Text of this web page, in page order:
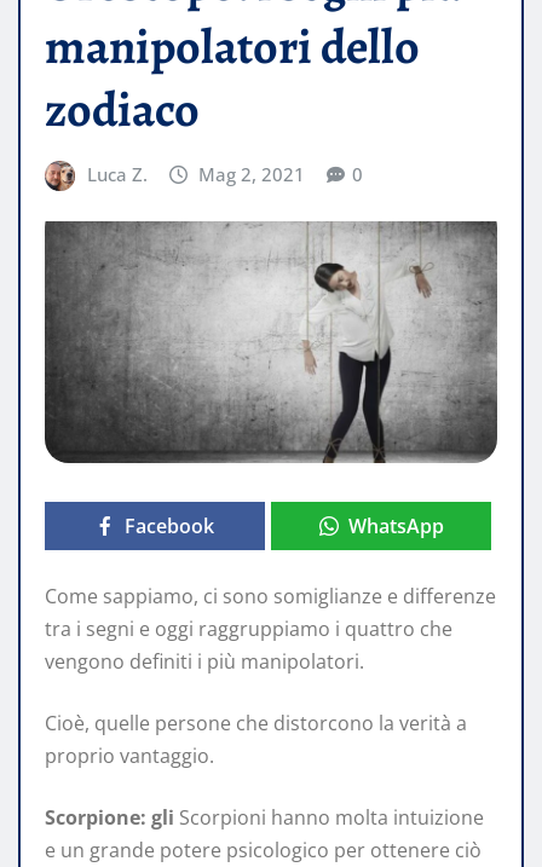
manipolatori dello
zodiaco
Luca Z. Mag 2, 2021 0
Facebook WhatsApp
Come sappiamo, ci sono somiglianze e differenze
tra i segni e oggi raggruppiamo i quattro che
vengono definiti i più manipolatori.
Cioè, quelle persone che distorcono la verità a
proprio vantaggio.
Scorpione: gli Scorpioni hanno molta intuizione
e un grande potere psicologico per ottenere ciò